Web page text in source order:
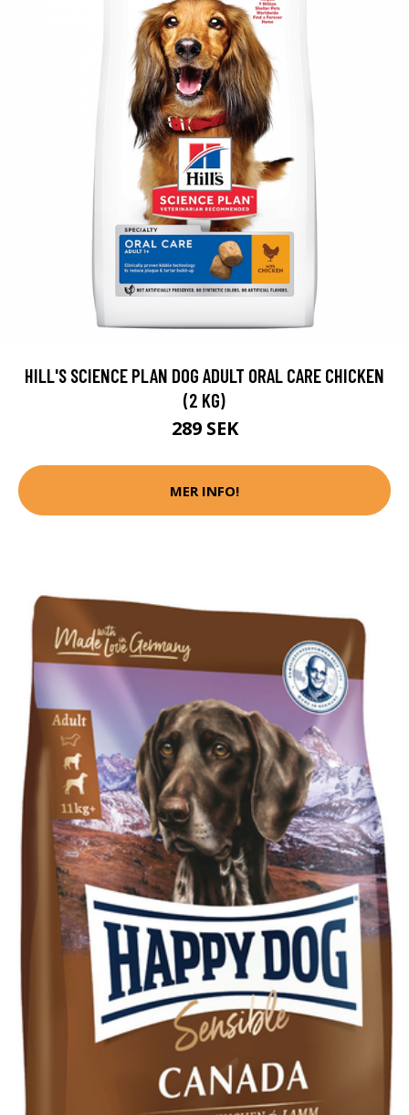
HILL'S SCIENCE PLAN DOG ADULT ORAL CARE CHICKEN
(2 KG)
289 SEK
MER INFO!